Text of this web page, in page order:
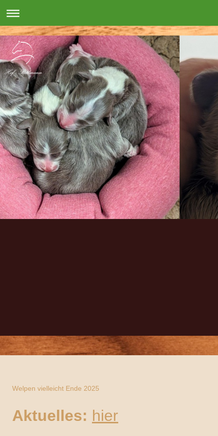
Welpen vielleicht Ende 2025
Aktuelles: hier